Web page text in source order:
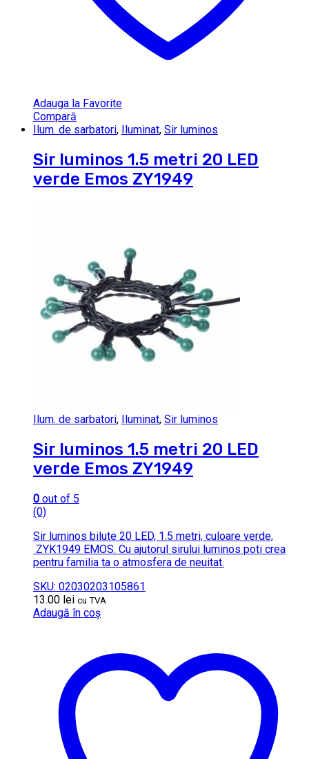
Adauga la Favorite
Compară
Ilum. de sarbatori, Iluminat, Sir luminos
Sir luminos 1.5 metri 20 LED
verde Emos ZY1949
Ilum. de sarbatori, Iluminat, Sir luminos
Sir luminos 1.5 metri 20 LED
verde Emos ZY1949
0 out of 5
(0)
Sir luminos bilute 20 LED, 1.5 metri, culoare verde,
ZYK1949 EMOS. Cu ajutorul sirului luminos poti crea
pentru familia ta o atmosfera de neuitat.
SKU: 02030203105861
13.00 lei cu TVA
Adaugă în coș